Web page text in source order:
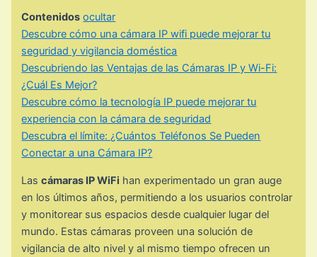
Contenidos ocultar
Descubre cómo una cámara IP wifi puede mejorar tu
seguridad y vigilancia doméstica
Descubriendo las Ventajas de las Cámaras IP y Wi-Fi:
¿Cuál Es Mejor?
Descubre cómo la tecnología IP puede mejorar tu
experiencia con la cámara de seguridad
Descubra el límite: ¿Cuántos Teléfonos Se Pueden
Conectar a una Cámara IP?
Lascámaras IP WiFi han experimentado un gran auge
en los últimos años, permitiendo a los usuarios controlar
y monitorear sus espacios desde cualquier lugar del
mundo. Estas cámaras proveen una solución de
vigilancia de alto nivel y al mismo tiempo ofrecen un